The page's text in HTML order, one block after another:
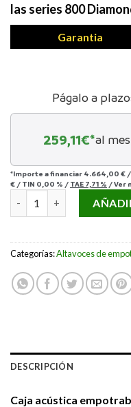
las series 800
Garantia
Págalo a
259,11€*al
*Importe a financiar 4.664,00 € /
€ / TIN 0,00 % / TAE 7,71 % /Ver
BOWERS & WILKINS
Categorías:Altavoces de
DESCRIPCIÓN
Caja acústica